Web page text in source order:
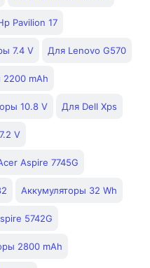
Pavilion 17
7.4 V Для Lenovo G570
2200 mAh
10.8 V Для Dell Xps
V
Aspire 7745G
Аккумуляторы 32 Wh
5742G
2800 mAh